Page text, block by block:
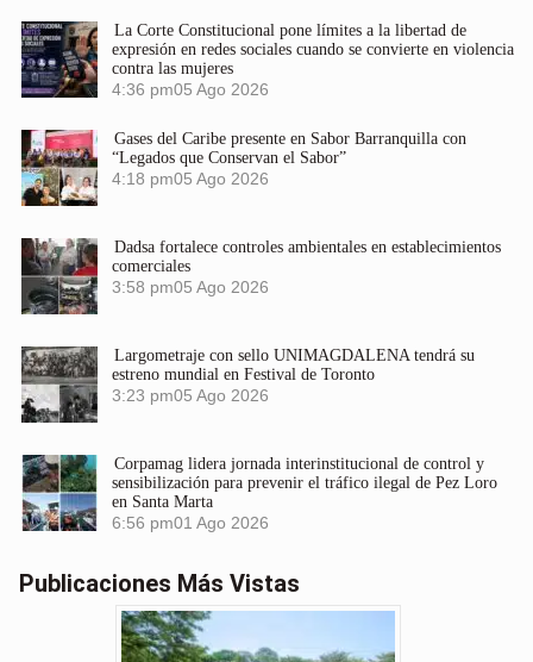
La Corte Constitucional pone límites a la libertad de
expresión en redes sociales cuando se convierte en violencia
contra las mujeres
4:36 pm05 Ago 2026
Gases del Caribe presente en Sabor Barranquilla con
“Legados que Conservan el Sabor”
4:18 pm05 Ago 2026
Dadsa fortalece controles ambientales en establecimientos
comerciales
3:58 pm05 Ago 2026
Largometraje con sello UNIMAGDALENA tendrá su
estreno mundial en Festival de Toronto
3:23 pm05 Ago 2026
Corpamag lidera jornada interinstitucional de control y
sensibilización para prevenir el tráfico ilegal de Pez Loro
en Santa Marta
6:56 pm01 Ago 2026
Publicaciones Más Vistas